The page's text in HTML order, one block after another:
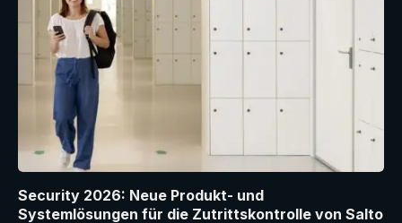
Security 2026: Neue Produkt- und
Systemlösungen für die Zutrittskontrolle von Salto